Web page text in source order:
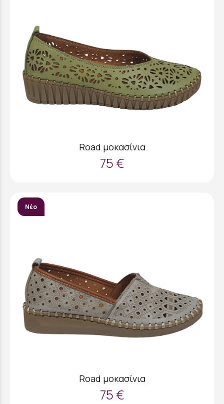
Road μοκασίνια
75 €
Νέο
Road μοκασίνια
75 €